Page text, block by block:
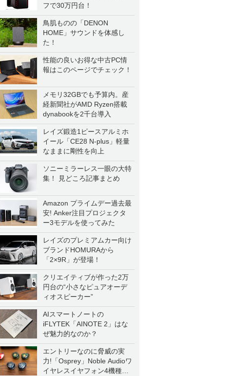
フで30万円台！
鳥肌ものの「DENON
HOME」サウンドを体感し
た！
性能の良いお得な中古PC情
報はこのページでチェック！
メモリ32GBでも予算内。産
経新聞社がAMD Ryzen搭載
dynabookを2千台導入
レイズ鍛造1ピースアルミホ
イール「CE28 N-plus」軽量
なままに剛性を向上
ソニーミラーレス一眼の大特
集！ 見どころ記事まとめ
Amazon プライムデー過去最
安! Anker注目プロジェクタ
ー3モデルを使ってみた
レイズのプレミアムカー向け
ブランドHOMURAから
「2×9R」が登場！
クリエイティブが作った2万
円台の“小さなピュアオーデ
ィオスピーカー”
AIスマートノートの
iFLYTEK「AINOTE 2」はな
ぜ魅力的なのか？
エントリーなのに脅威の実
力!「Osprey」Noble Audioワ
イヤレスイヤフォン4機種を